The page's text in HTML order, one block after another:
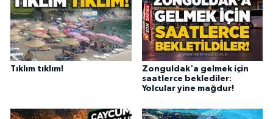
Tıklım tıklım!
Zonguldak'a gelmek için
saatlerce beklediler:
Yolcular yine mağdur!